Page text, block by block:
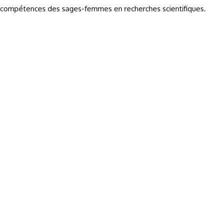
compétences des sages-femmes en recherches scientifiques.